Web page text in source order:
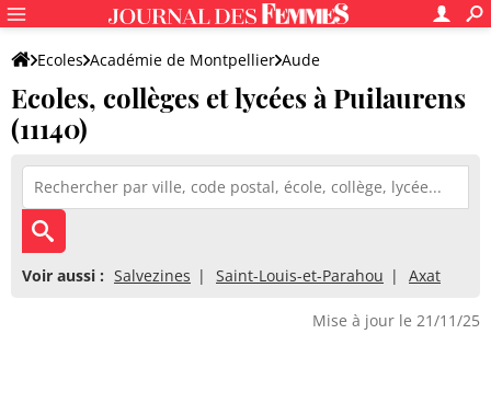
Ecoles Académie de Montpellier Aude
Ecoles, collèges et lycées à Puilaurens
(11140)
Voir aussi : Salvezines Saint-Louis-et-Parahou Axat
Mise à jour le 21/11/25